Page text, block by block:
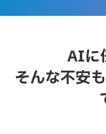
AIに
そんな不安も